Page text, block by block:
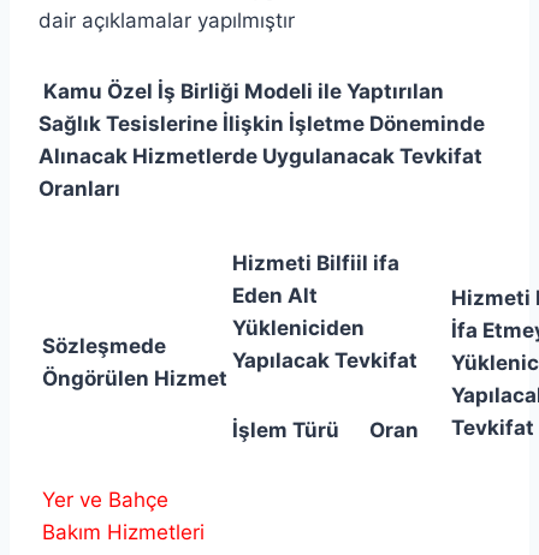
dair açıklamalar yapılmıştır
Kamu Özel İş Birliği Modeli ile Yaptırılan
Sağlık Tesislerine İlişkin İşletme Döneminde
Alınacak Hizmetlerde Uygulanacak Tevkifat
Oranları
Sözleşmede
Öngörülen Hizmet
Hizmeti Bilfiil ifa
Eden Alt
Yükleniciden
Yapılacak Tevkifat
Hizmeti
İfa
Tevkifat
İşlem Türü Oran
Yer ve Bahçe
Bakım Hizmetleri